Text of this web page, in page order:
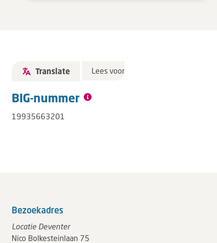
Translate Lees voor
BIG-nummer
19935663201
Bezoekadres
Locatie Deventer
Nico Bolkesteinlaan 75